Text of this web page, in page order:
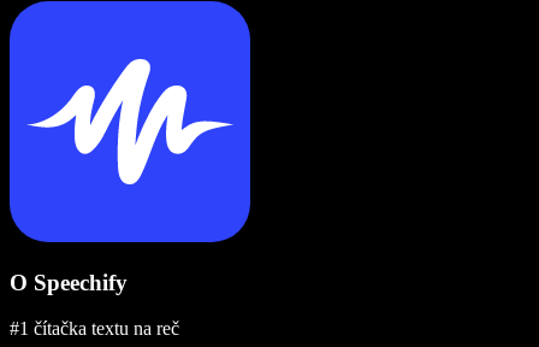
O Speechify
#1 čítačka textu na reč